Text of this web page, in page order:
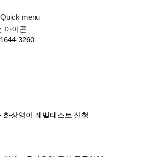
Quick menu
1644-3260